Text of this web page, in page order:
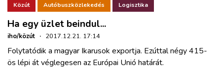
Közút Autóbuszközlekedés Logisztika
Ha egy üzlet beindul...
iho/közút · 2017.12.21. 17:14
Folytatódik a magyar Ikarusok exportja. Ezúttal négy 415-
ös lépi át véglegesen az Európai Unió határát.